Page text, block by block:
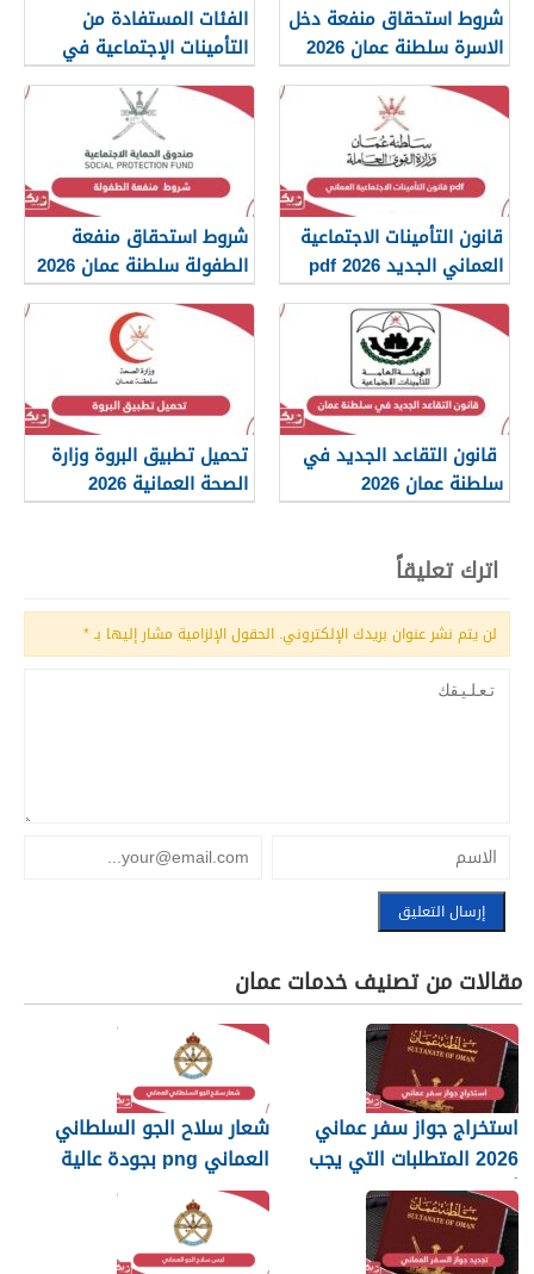
شروط استحقاق منفعة دخل
الاسرة سلطنة عمان 2026
الفئات المستفادة من
التأمينات الإجتماعية في
سلطنة عمان 2026
قانون التأمينات الاجتماعية
العماني الجديد 2026 pdf
شروط استحقاق منفعة
الطفولة سلطنة عمان 2026
قانون التقاعد الجديد في
سلطنة عمان 2026
تحميل تطبيق البروة وزارة
الصحة العمانية 2026
اترك تعليقاً
لن يتم نشر عنوان بريدك الإلكتروني. الحقول الإلزامية مشار إليها بـ*
مقالات من تصنيف خدمات عمان
استخراج جواز سفر عماني
2026 المتطلبات التي يجب
أن تعرفها
شعار سلاح الجو السلطاني
العماني png بجودة عالية
2026